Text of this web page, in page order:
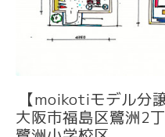
【moikotiモデル分
大阪市福島区鷺洲2